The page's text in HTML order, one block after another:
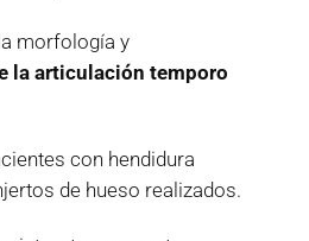
morfología y
la articulación temporo
con hendidura
de hueso realizados.